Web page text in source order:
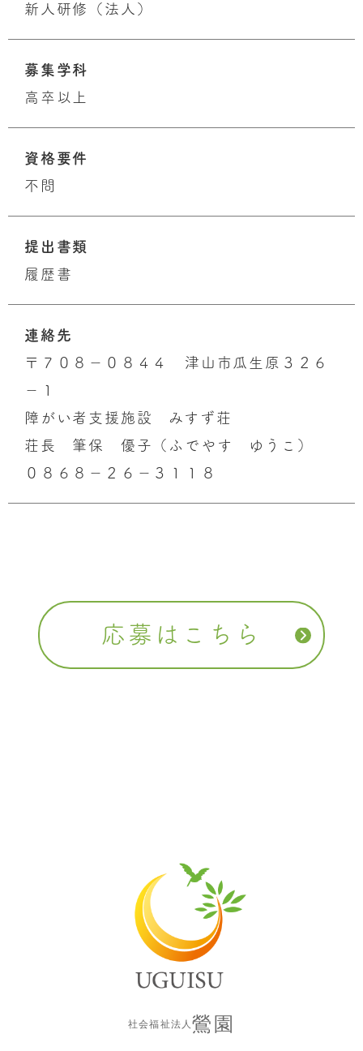
新人研修（法人）
募集学科
高卒以上
資格要件
不問
提出書類
履歴書
連絡先
〒７０８－０８４４ 津山市瓜生原３２６
－１
障がい者支援施設 みすず荘
荘長 筆保 優子（ふでやす ゆうこ）
０８６８－２６－３１１８
応募はこちら
社会福祉法人鶯園